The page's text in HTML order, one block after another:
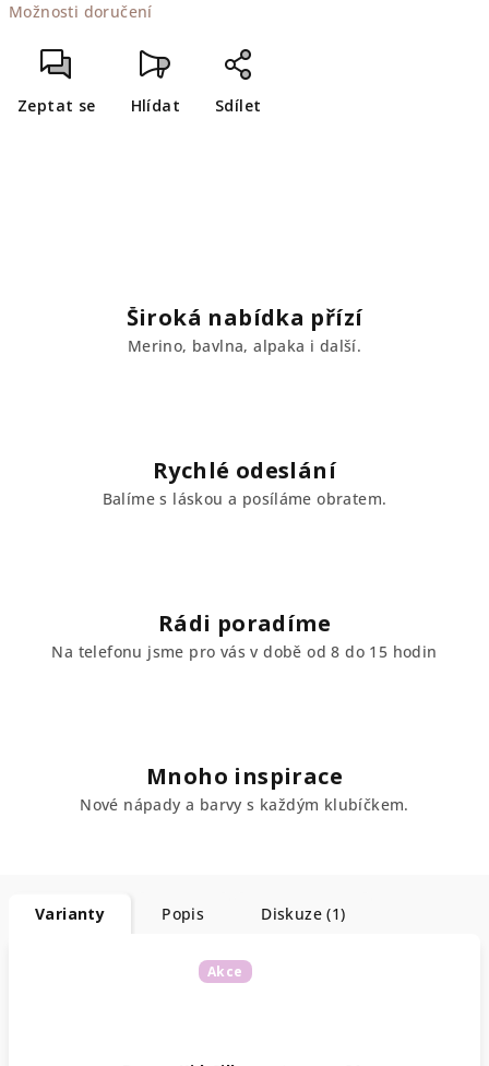
cena:
Možnosti doručení
Zeptat se Hlídat Sdílet
Široká nabídka přízí
Merino, bavlna, alpaka i další.
Rychlé odeslání
Balíme s láskou a posíláme obratem.
Rádi poradíme
Na telefonu jsme pro vás v době od 8 do 15 hodin
Mnoho inspirace
Nové nápady a barvy s každým klubíčkem.
Varianty Popis Diskuze (1)
Akce